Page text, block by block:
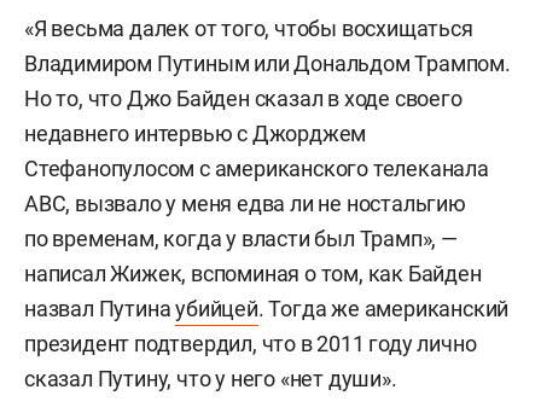
«Я весьма далек от того, чтобы восхищаться
Владимиром Путиным или Дональдом Трампом.
Но то, что Джо Байден сказал в ходе своего
недавнего интервью с Джорджем
Стефанопулосом с американского телеканала
АВС, вызвало у меня едва ли не ностальгию
по временам, когда у власти был Трамп», —
написал Жижек, вспоминая о том, как Байден
назвал Путинаубийцей. Тогда же американский
президент подтвердил, что в 2011 году лично
сказал Путину, что у него «нет души».